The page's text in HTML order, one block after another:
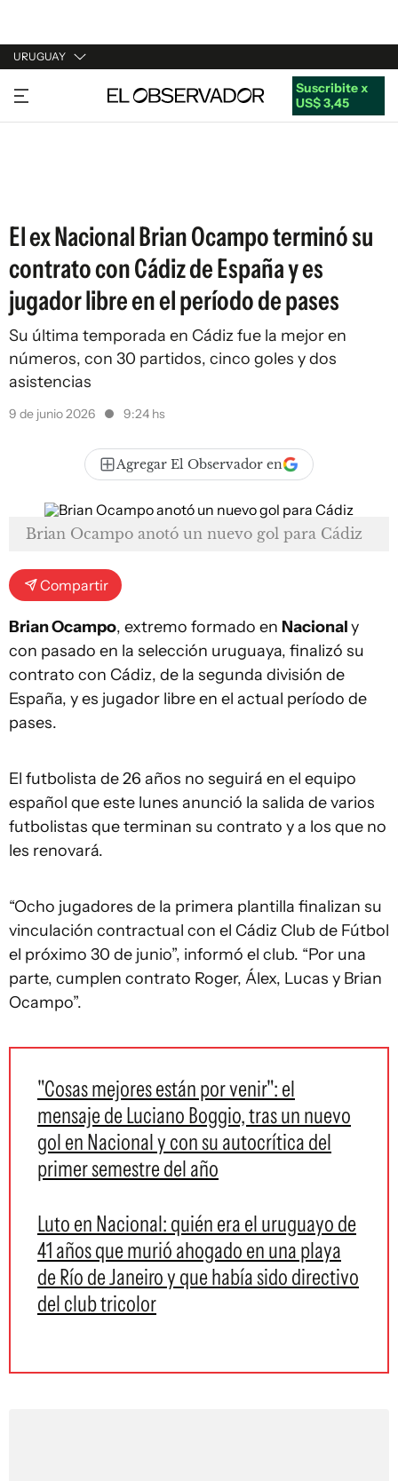
URUGUAY
URUGUAY
ARGENTINA
Suscribite x
US$ 3,45
El ex Nacional Brian Ocampo terminó su
contrato con Cádiz de España y es
jugador libre en el período de pases
Su última temporada en Cádiz fue la mejor en
números, con 30 partidos, cinco goles y dos
asistencias
9 de junio 2026 9:24 hs
Agregar El Observador en
Brian Ocampo anotó un nuevo gol para Cádiz
Compartir
Brian Ocampo, extremo formado en Nacionaly
con pasado en la selección uruguaya, finalizó su
contrato con Cádiz, de la segunda división de
España, y es jugador libre en el actual período de
pases.
El futbolista de 26 años no seguirá en el equipo
español que este lunes anunció la salida de varios
futbolistas que terminan su contrato y a los que no
les renovará.
“Ocho jugadores de la primera plantilla finalizan su
vinculación contractual con el Cádiz Club de Fútbol
el próximo 30 de junio”, informó el club. “Por una
parte, cumplen contrato Roger, Álex, Lucas y Brian
Ocampo”.
"Cosas mejores están por venir": el
mensaje de Luciano Boggio, tras un nuevo
gol en Nacional y con su autocrítica del
primer semestre del año
Luto en Nacional: quién era el uruguayo de
41 años que murió ahogado en una playa
de Río de Janeiro y que había sido directivo
del club tricolor